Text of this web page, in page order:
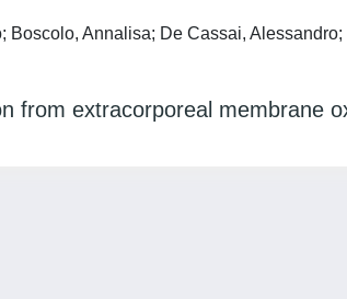
Annalisa; De Cassai,
from extracorporeal membrane